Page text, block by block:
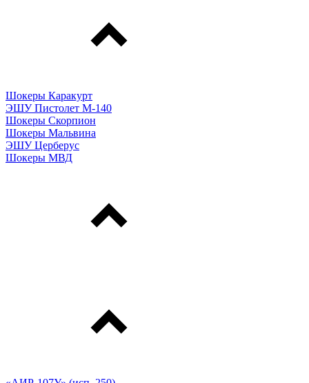
Шокеры Каракурт
ЭШУ Пистолет М-140
Шокеры Скорпион
Шокеры Мальвина
ЭШУ Церберус
Шокеры МВД